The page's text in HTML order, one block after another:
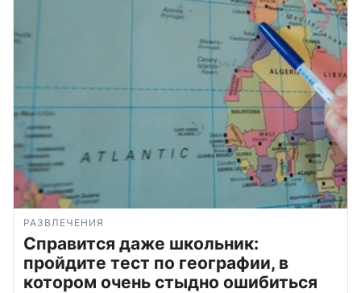
РАЗВЛЕЧЕНИЯ
Справится даже школьник:
пройдите тест по географии, в
котором очень стыдно ошибиться